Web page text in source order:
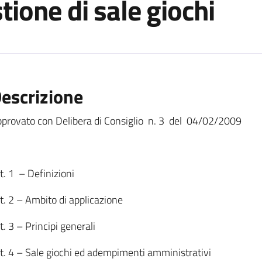
di sale giochi
con Delibera di Consiglio n. 3 del 04/02/2009
1 – Definizioni
2 – Ambito di applicazione
3 – Principi generali
4 – Sale giochi ed adempimenti amministrativi